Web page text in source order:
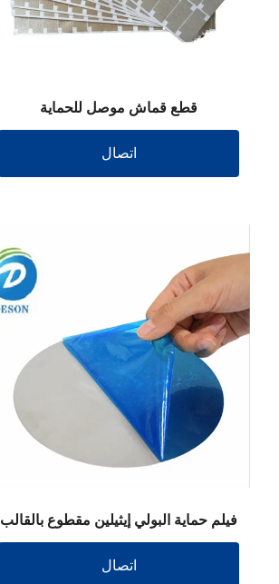
قطع قماش موصل للحماية
اتصال
فيلم حماية البولي إيثيلين مقطوع بالقالب
اتصال